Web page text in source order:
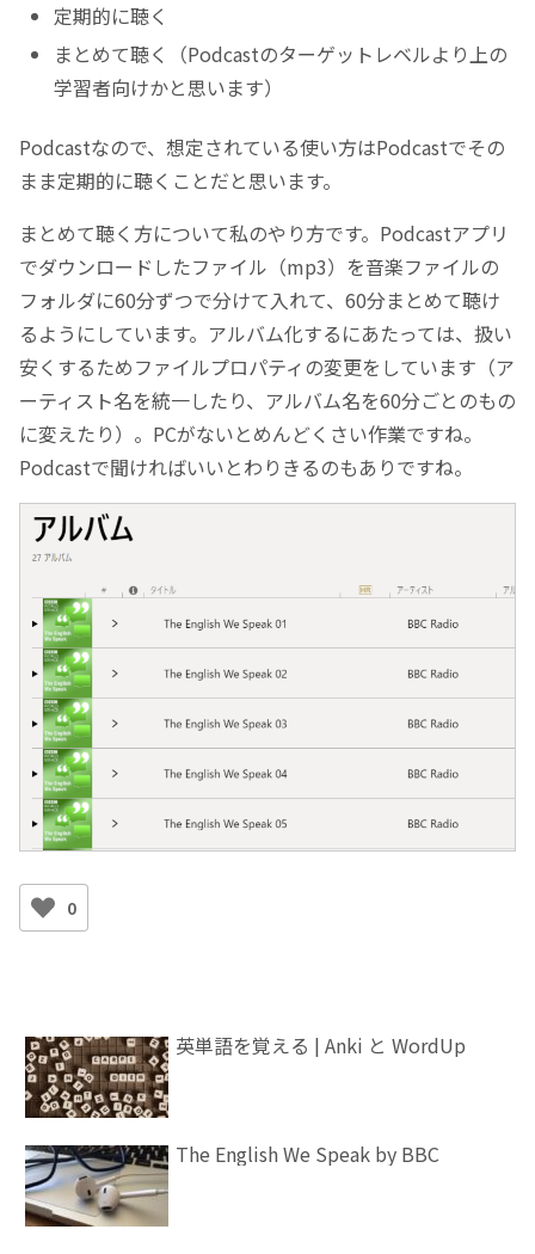
定期的に聴く
まとめて聴く（Podcastのターゲットレベルより上の
学習者向けかと思います）
Podcastなので、想定されている使い方はPodcastでその
まま定期的に聴くことだと思います。
まとめて聴く方について私のやり方です。Podcastアプリ
でダウンロードしたファイル（mp3）を音楽ファイルの
フォルダに60分ずつで分けて入れて、60分まとめて聴け
るようにしています。アルバム化するにあたっては、扱い
安くするためファイルプロパティの変更をしています（ア
ーティスト名を統一したり、アルバム名を60分ごとのもの
に変えたり）。PCがないとめんどくさい作業ですね。
Podcastで聞ければいいとわりきるのもありですね。
0
英単語を覚える | Anki と WordUp
The English We Speak by BBC